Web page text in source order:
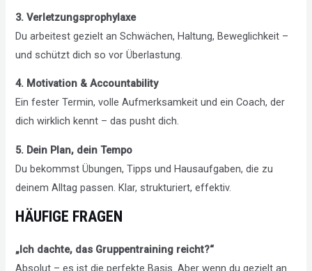
3. Verletzungsprophylaxe
Du arbeitest gezielt an Schwächen, Haltung, Beweglichkeit –
und schützt dich so vor Überlastung.
4. Motivation & Accountability
Ein fester Termin, volle Aufmerksamkeit und ein Coach, der
dich wirklich kennt – das pusht dich.
5. Dein Plan, dein Tempo
Du bekommst Übungen, Tipps und Hausaufgaben, die zu
deinem Alltag passen. Klar, strukturiert, effektiv.
HÄUFIGE FRAGEN
„Ich dachte, das Gruppentraining reicht?“